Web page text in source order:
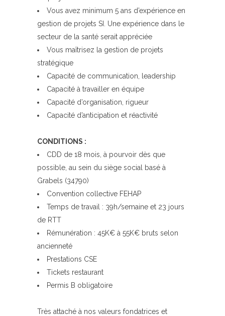
Vous avez minimum 5 ans d’expérience en
gestion de projets SI. Une expérience dans le
secteur de la santé serait appréciée
Vous maîtrisez la gestion de projets
stratégique
Capacité de communication, leadership
Capacité à travailler en équipe
Capacité d’organisation, rigueur
Capacité d’anticipation et réactivité
CONDITIONS :
CDD de 18 mois, à pourvoir dès que
possible, au sein du siège social basé à
Grabels (34790)
Convention collective FEHAP
Temps de travail : 39h/semaine et 23 jours
de RTT
Rémunération : 45K€ à 55K€ bruts selon
ancienneté
Prestations CSE
Tickets restaurant
Permis B obligatoire
Très attaché à nos valeurs fondatrices et